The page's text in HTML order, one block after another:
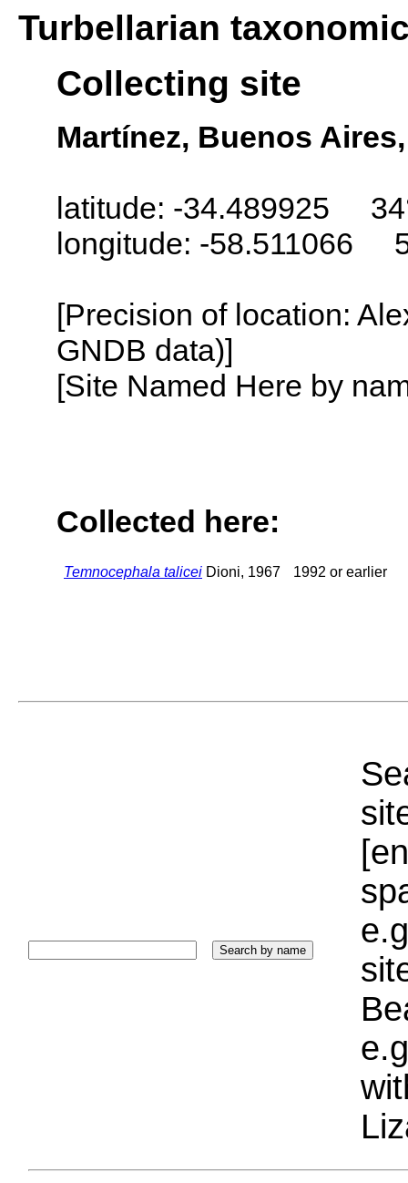
Turbellarian
Collecting site
Martínez, Buenos
latitude: -34.489925
longitude: -58.511066
[Precision of location:
GNDB data)]
[Site Named Here by
Collected here:
Temnocephala talicei Dioni, 1967 1992 or earlier